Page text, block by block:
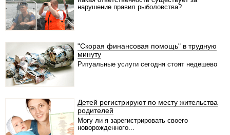
нарушение правил рыболовства?
"Скорая финансовая помощь" в трудную
минуту
Ритуальные услуги сегодня стоят недешево
Детей регистрируют по месту жительства
родителей
Могу ли я зарегистрировать своего
новорожденного...